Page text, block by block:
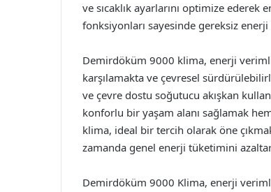
ve sıcaklık ayarlarını optimize ederek
fonksiyonları sayesinde gereksiz
Demirdöküm 9000 klima, enerji
karşılamakta ve çevresel
ve çevre dostu soğutucu akışkan
konforlu bir yaşam alanı sağlamak
klima, ideal bir tercih olarak öne
zamanda genel enerji tüketimini
Demirdöküm 9000 Klima, enerji